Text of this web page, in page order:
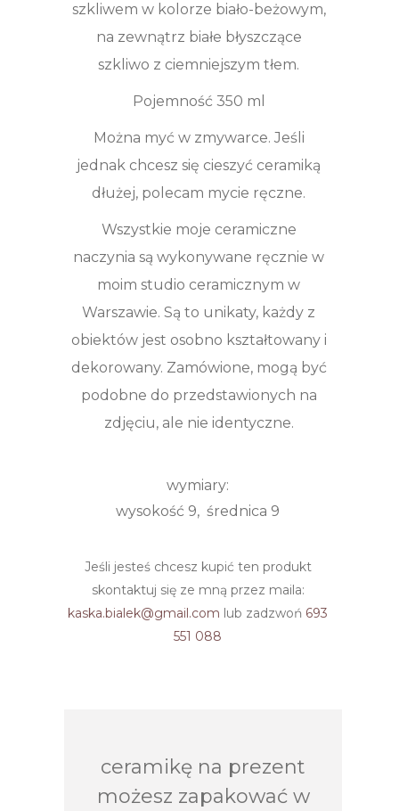
szkliwem w kolorze biało-beżowym,
na zewnątrz białe błyszczące
szkliwo z ciemniejszym tłem.
Pojemność 350 ml
Można myć w zmywarce. Jeśli
jednak chcesz się cieszyć ceramiką
dłużej, polecam mycie ręczne.
Wszystkie moje ceramiczne
naczynia są wykonywane ręcznie w
moim studio ceramicznym w
Warszawie. Są to unikaty, każdy z
obiektów jest osobno kształtowany i
dekorowany. Zamówione, mogą być
podobne do przedstawionych na
zdjęciu, ale nie identyczne.
wymiary:
wysokość 9, średnica 9
Jeśli jesteś chcesz kupić ten produkt
skontaktuj się ze mną przez maila:
kaska.bialek@gmail.com lub zadzwoń 693
551 088
ceramikę na prezent
możesz zapakować w